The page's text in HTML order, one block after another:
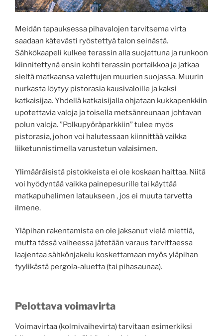
Meidän tapauksessa pihavalojen tarvitsema virta
saadaan kätevästi ryöstettyä talon seinästä.
Sähkökaapeli kulkee terassin alla suojattuna ja runkoon
kiinnitettynä ensin kohti terassin portaikkoa ja jatkaa
sieltä matkaansa valettujen muurien suojassa. Muurin
nurkasta löytyy pistorasia kausivaloille ja kaksi
katkaisijaa. Yhdellä katkaisijalla ohjataan kukkapenkkiin
upotettavia valoja ja toisella metsänreunaan johtavan
polun valoja. ”Polkupyöräparkkiin” tulee myös
pistorasia, johon voi halutessaan kiinnittää vaikka
liiketunnistimella varustetun valaisimen.
Ylimääräisistä pistokkeista ei ole koskaan haittaa. Niitä
voi hyödyntää vaikka painepesurille tai käyttää
matkapuhelimen lataukseen , jos ei muuta tarvetta
ilmene.
Yläpihan rakentamista en ole jaksanut vielä miettiä,
mutta tässä vaiheessa jätetään varaus tarvittaessa
laajentaa sähkönjakelu koskettamaan myös yläpihan
tyylikästä pergola-aluetta (tai pihasaunaa).
Pelottava voimavirta
Voimavirtaa (kolmivaihevirta) tarvitaan esimerkiksi